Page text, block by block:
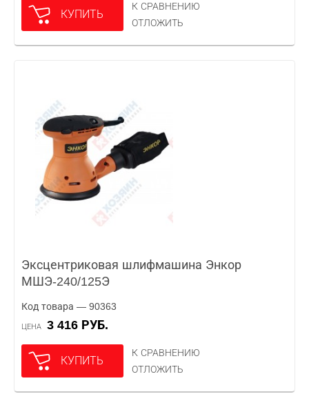
КУПИТЬ
К СРАВНЕНИЮ
ОТЛОЖИТЬ
Эксцентриковая шлифмашина Энкор
МШЭ-240/125Э
Код товара — 90363
ЦЕНА 3 416 РУБ.
КУПИТЬ
К СРАВНЕНИЮ
ОТЛОЖИТЬ